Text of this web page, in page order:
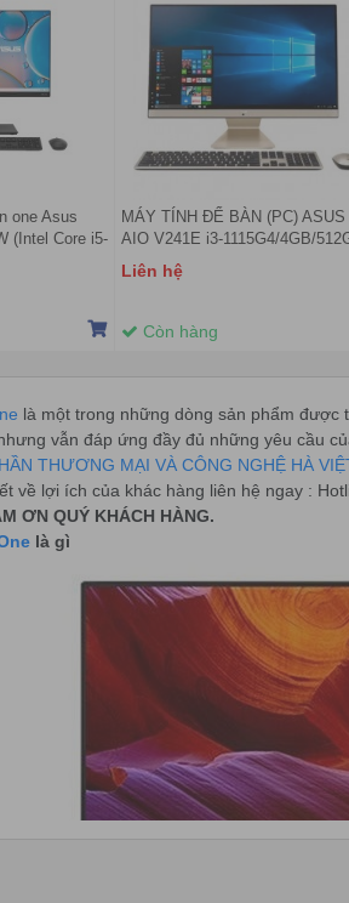
one Asus
(Intel Core i5-
| Inten Iris
ứng | Win
MÁY TÍNH ĐỂ BÀN (PC) ASUS
AIO V241E i3-1115G4/4GB/
PCIE/23.8 FHD-
TOUCH/CAM/MIC/WiFi5/BT5/
Liên hệ
Còn hàng
là một trong những dòng sản phẩm được
vẫn đáp ứng đầy đủ những yêu cầu
THƯƠNG MẠI VÀ CÔNG NGHỆ HÀ
về lợi ích của khác hàng liên hệ ngay :
ƠN QUÝ KHÁCH HÀNG.
là gì